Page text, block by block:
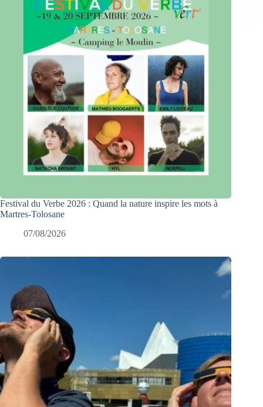
Festival du Verbe 2026 : Quand la nature inspire les mots à
Martres-Tolosane
07/08/2026